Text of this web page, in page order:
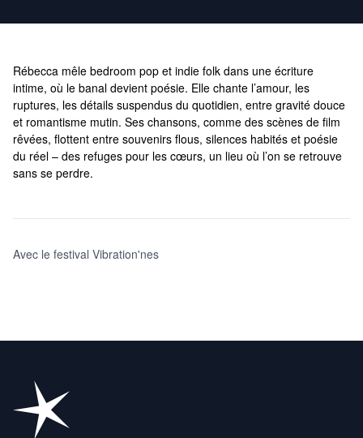
Rébecca mêle bedroom pop et indie folk dans une écriture
intime, où le banal devient poésie. Elle chante l’amour, les
ruptures, les détails suspendus du quotidien, entre gravité douce
et romantisme mutin. Ses chansons, comme des scènes de film
rêvées, flottent entre souvenirs flous, silences habités et poésie
du réel – des refuges pour les cœurs, un lieu où l’on se retrouve
sans se perdre.
Avec le festival Vibration'nes